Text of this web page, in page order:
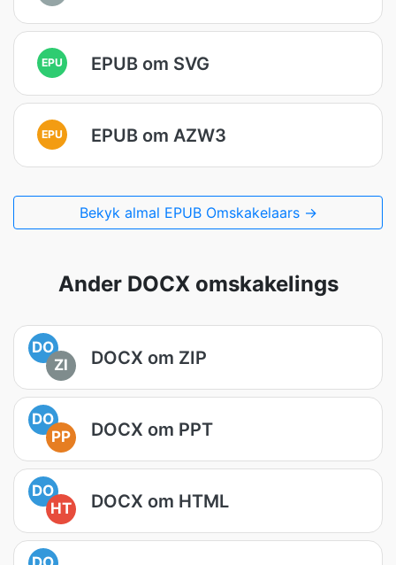
EPU EPUB om SVG
EPU EPUB om AZW3
Bekyk almal EPUB Omskakelaars →
Ander DOCX omskakelings
DO
ZI
DOCX om ZIP
DO
PP
DOCX om PPT
DO
HT
DOCX om HTML